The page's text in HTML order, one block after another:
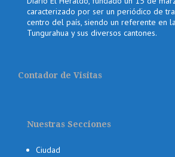
caracterizado por ser un periódico de
centro del país, siendo un referente en
Tungurahua y sus diversos cantones.
Contador de Visitas
Nuestras Secciones
Ciudad